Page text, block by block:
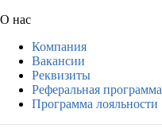
О нас
Компания
Вакансии
Реквизиты
Реферальная программа
Программа лояльности